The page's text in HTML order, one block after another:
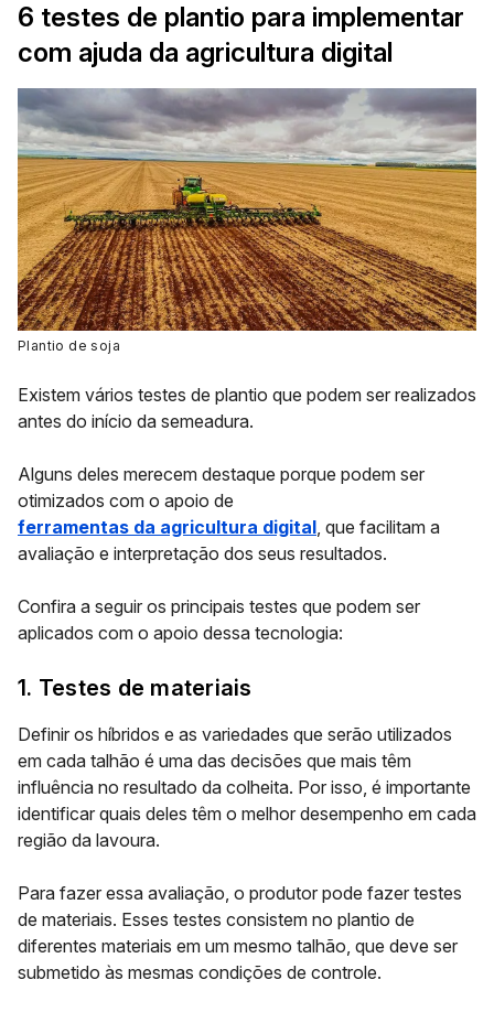
6 testes de plantio para implementar
com ajuda da agricultura digital
Plantio de soja
Existem vários testes de plantio que podem ser realizados
antes do início da semeadura.
Alguns deles merecem destaque porque podem ser
otimizados com o apoio de
ferramentas da agricultura digital , que facilitam a
avaliação e interpretação dos seus resultados.
Confira a seguir os principais testes que podem ser
aplicados com o apoio dessa tecnologia:
1. Testes de materiais
Definir os híbridos e as variedades que serão utilizados
em cada talhão é uma das decisões que mais têm
influência no resultado da colheita. Por isso, é importante
identificar quais deles têm o melhor desempenho em cada
região da lavoura.
Para fazer essa avaliação, o produtor pode fazer testes
de materiais. Esses testes consistem no plantio de
diferentes materiais em um mesmo talhão , que deve ser
submetido às mesmas condições de controle.